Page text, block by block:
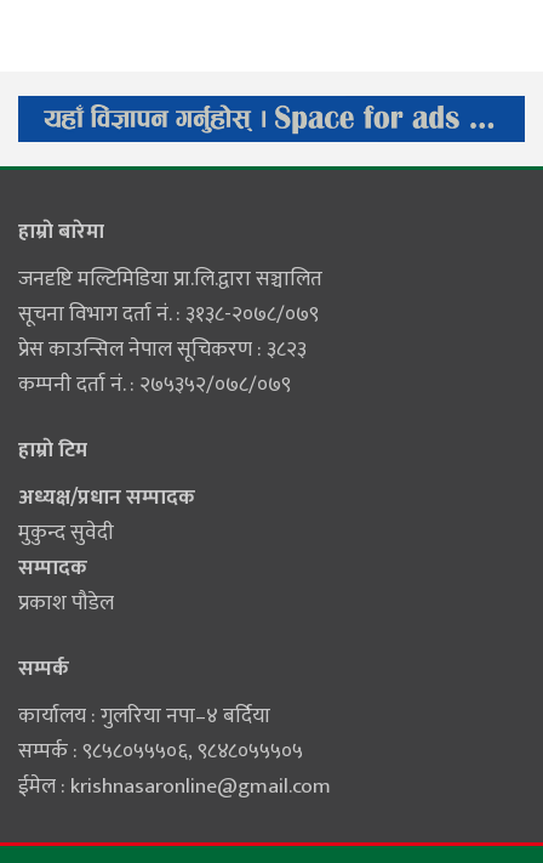
हाम्राे बारेमा
जनदृष्टि मल्टिमिडिया प्रा.लि.द्वारा सञ्चालित
सूचना विभाग दर्ता नं. : ३१३८-२०७८/०७९
प्रेस काउन्सिल नेपाल सूचिकरण : ३८२३
कम्पनी दर्ता नं. : २७५३५२/०७८/०७९
हाम्राे टिम
अध्यक्ष/प्रधान सम्पादक
मुकुन्द सुवेदी
सम्पादक
प्रकाश पौडेल
सम्पर्क
कार्यालय : गुलरिया नपा–४ बर्दिया
सम्पर्क : ९८५८०५५५०६‚ ९८४८०५५५०५
ईमेल : krishnasaronline@gmail.com